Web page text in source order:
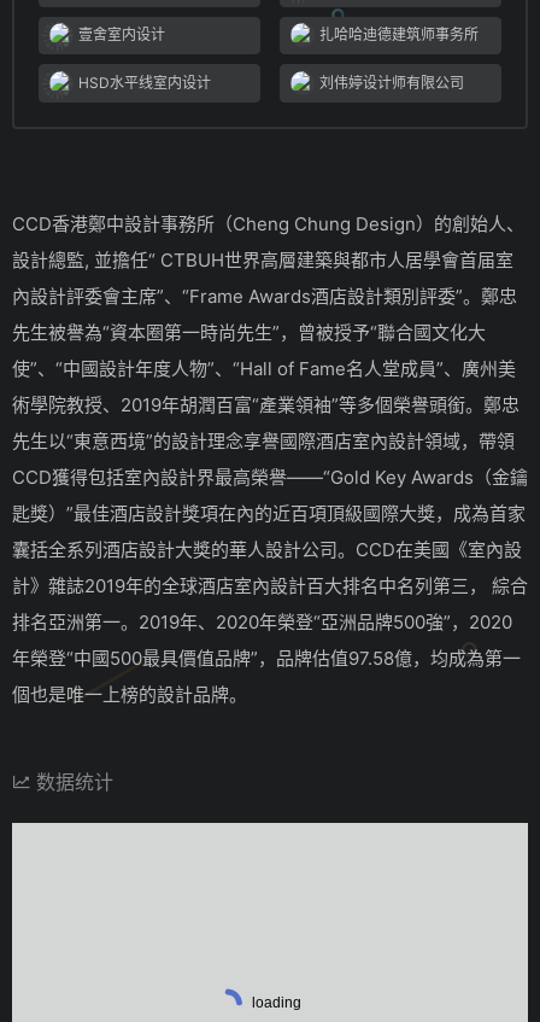
壹舍室内设计 扎哈哈迪德建筑师事务所
HSD水平线室内设计 刘伟婷设计师有限公司
CCD香港鄭中設計事務所（Cheng Chung Design）的創始人、
設計總監, 並擔任“ CTBUH世界高層建築與都市人居學會首届室
內設計評委會主席”、“Frame Awards酒店設計類別評委”。鄭忠
先生被譽為“資本圈第一時尚先生”，曾被授予“聯合國文化大
使”、“中國設計年度人物”、“Hall of Fame名人堂成員”、廣州美
術學院教授、2019年胡潤百富“產業領袖”等多個榮譽頭銜。鄭忠
先生以“東意西境”的設計理念享譽國際酒店室內設計領域，帶領
CCD獲得包括室內設計界最高榮譽——“Gold Key Awards（金鑰
匙獎）”最佳酒店設計獎項在內的近百項頂級國際大獎，成為首家
囊括全系列酒店設計大獎的華人設計公司。CCD在美國《室內設
計》雜誌2019年的全球酒店室內設計百大排名中名列第三， 綜合
排名亞洲第一。2019年、2020年榮登“亞洲品牌500強”，2020
年榮登“中國500最具價值品牌”，品牌估值97.58億，均成為第一
個也是唯一上榜的設計品牌。
数据统计